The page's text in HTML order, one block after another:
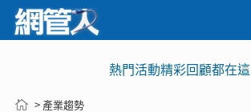
熱門活動精彩回顧都在這
> 產業趨勢